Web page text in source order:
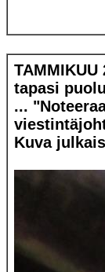
tapasi
...
Kuva